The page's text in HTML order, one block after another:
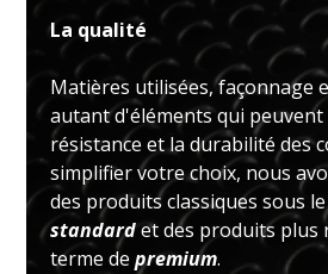
La qualité
Matières utilisées, façonnage
autant d'éléments qui peuvent
résistance et la durabilité des
simplifier votre choix, nous
des produits classiques sous
standardet des produits plus
terme depremium.